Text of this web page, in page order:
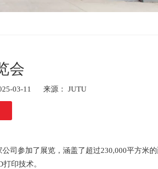
会
03-11 来源： JUTU
司参加了展览，涵盖了超过230,000平方米
印技术。